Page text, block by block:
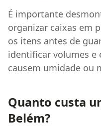
É importante
organizar caixas em
os itens antes de
identificar volumes e
causem umidade ou
Quanto custa
Belém?